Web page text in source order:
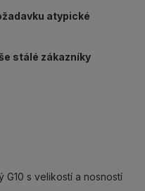
atypické
stálé zákazníky
G10 s velikostí a nosností